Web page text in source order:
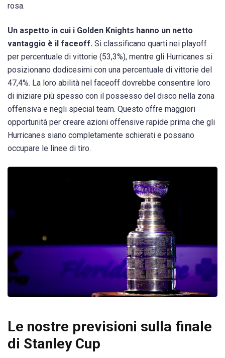
rosa.
Un aspetto in cui i Golden Knights hanno un netto
vantaggio è il faceoff. Si classificano quarti nei playoff
per percentuale di vittorie (53,3%), mentre gli Hurricanes si
posizionano dodicesimi con una percentuale di vittorie del
47,4%. La loro abilità nel faceoff dovrebbe consentire loro
di iniziare più spesso con il possesso del disco nella zona
offensiva e negli special team. Questo offre maggiori
opportunità per creare azioni offensive rapide prima che gli
Hurricanes siano completamente schierati e possano
occupare le linee di tiro.
Le nostre previsioni sulla finale
di Stanley Cup